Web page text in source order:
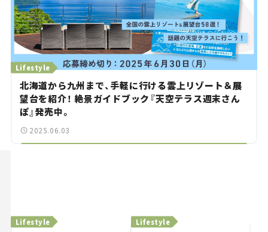
Lifestyle
北海道から九州まで、手軽に行ける雲上リゾート＆展
望台を紹介！ 絶景ガイドブック『天空テラス週末さん
ぽ』発売中。
2025.06.03
Lifestyle Lifestyle